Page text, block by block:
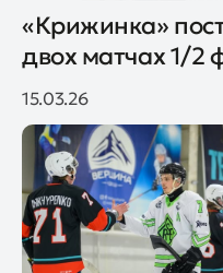
«Крижинка»
двох матчах 1/2
15.03.26